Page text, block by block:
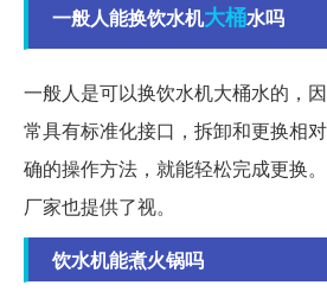
一般人能换饮水机大桶水吗
一般人是可以换饮水机大桶水的，
常具有标准化接口，拆卸和更换相
确的操作方法，就能轻松完成更换
厂家也提供了视。
饮水机能煮火锅吗